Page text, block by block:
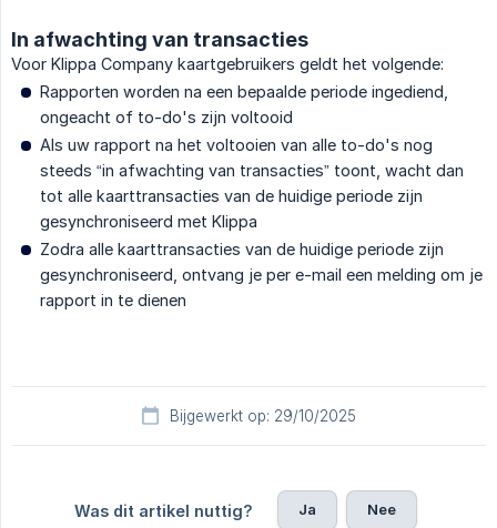
In afwachting van transacties
Voor Klippa Company kaartgebruikers geldt het volgende:
Rapporten worden na een bepaalde periode ingediend,
ongeacht of to-do's zijn voltooid
Als uw rapport na het voltooien van alle to-do's nog
steeds “in afwachting van transacties” toont, wacht dan
tot alle kaarttransacties van de huidige periode zijn
gesynchroniseerd met Klippa
Zodra alle kaarttransacties van de huidige periode zijn
gesynchroniseerd, ontvang je per e-mail een melding om je
rapport in te dienen
Bijgewerkt op: 29/10/2025
Was dit artikel nuttig? Ja Nee